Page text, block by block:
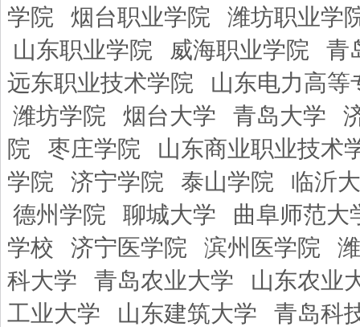
学院
烟台职业学院
潍坊职业学
山东职业学院
威海职业学院
青
远东职业技术学院
山东电力高等
潍坊学院
烟台大学 青岛大学
院
枣庄学院
山东商业职业技术
学院
济宁学院 泰山学院
临沂
德州学院
聊城大学
曲阜师范大
学校
济宁医学院 滨州医学院
科大学
青岛农业大学
山东农业
工业大学
山东建筑大学
青岛科